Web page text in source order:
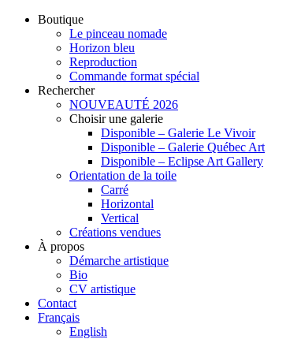
Boutique
Le pinceau nomade
Horizon bleu
Reproduction
Commande format spécial
Rechercher
NOUVEAUTÉ 2026
Choisir une galerie
Disponible – Galerie Le Vivoir
Disponible – Galerie Québec Art
Disponible – Eclipse Art Gallery
Orientation de la toile
Carré
Horizontal
Vertical
Créations vendues
À propos
Démarche artistique
Bio
CV artistique
Contact
Français
English